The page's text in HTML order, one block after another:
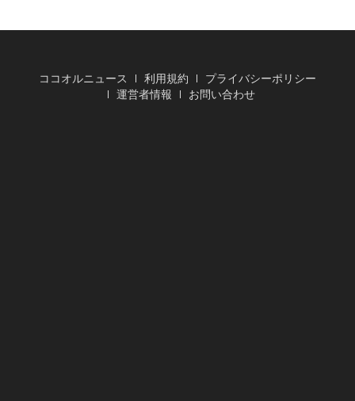
ココオルニュース 利用規約
プライバシーポリシー
運営者情報
お問い合わせ